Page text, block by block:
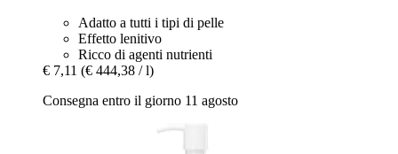
Adatto a tutti i tipi di pelle
Effetto lenitivo
Ricco di agenti nutrienti
€ 7,11 (€ 444,38 / l)
Consegna entro il giorno 11 agosto